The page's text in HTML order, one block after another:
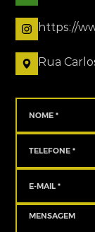
https://
Rua